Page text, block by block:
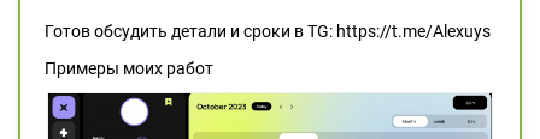
Готов обсудить детали и сроки в TG: https://t.me/Alexuys
Примеры моих работ